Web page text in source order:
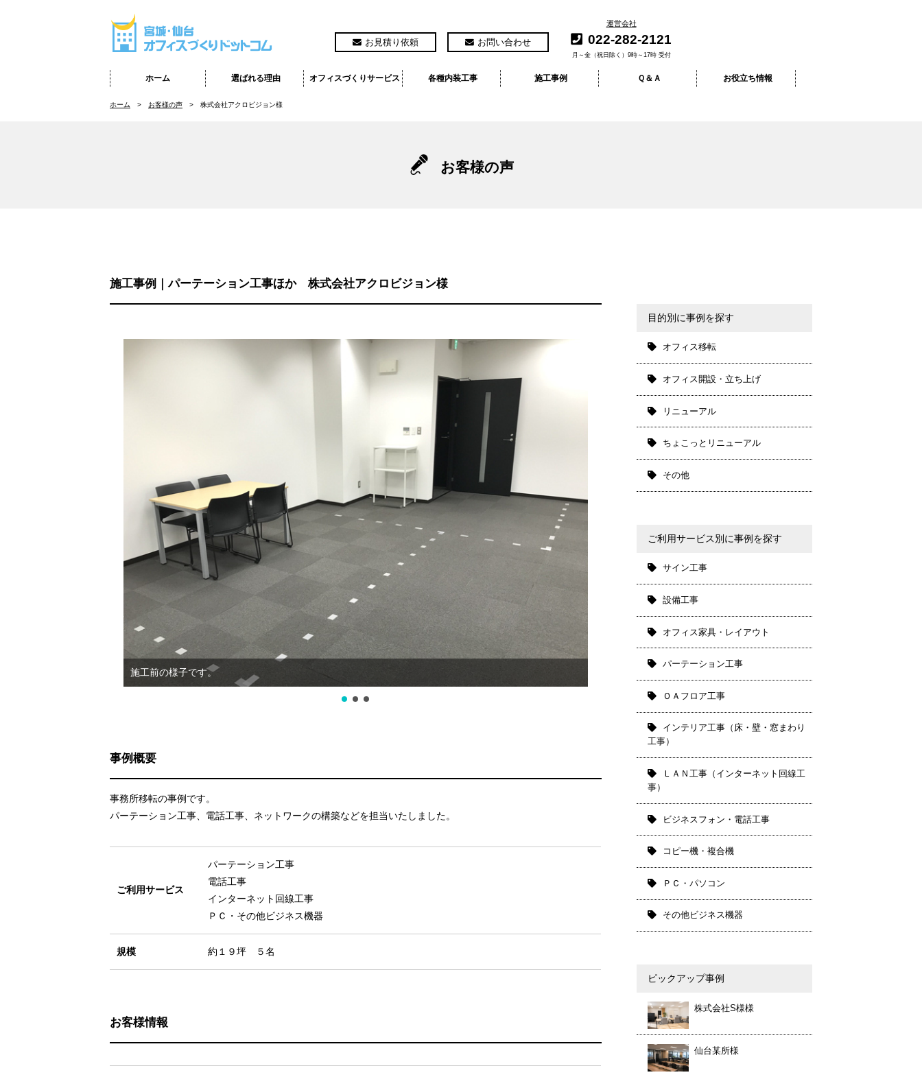
お見積り依頼 お問い合わせ
運営会社
022-282-2121
月～金（祝日除く）9時～17時 受付
ホーム 選ばれる理由 オフィスづくりサービス 各種内装工事 施工事例 Ｑ＆Ａ お役立ち情報
お客様の声
ホーム お客様の声 株式会社アクロビジョン様
施工事例｜パーテーション工事ほか 株式会社アクロビジョン様
施工前の様子です。
事例概要
事務所移転の事例です。
パーテーション工事、電話工事、ネットワークの構築などを担当いたしました。
ご利用サービス
パーテーション工事
電話工事
インターネット回線工事
ＰＣ・その他ビジネス機器
規模 約１９坪 ５名
お客様情報
目的別に事例を探す
オフィス移転
オフィス開設・立ち上げ
リニューアル
ちょこっとリニューアル
その他
ご利用サービス別に事例を探す
サイン工事
設備工事
オフィス家具・レイアウト
パーテーション工事
ＯＡフロア工事
インテリア工事（床・壁・窓まわり
工事）
ＬＡＮ工事（インターネット回線工
事）
ビジネスフォン・電話工事
コピー機・複合機
ＰＣ・パソコン
その他ビジネス機器
ピックアップ事例
株式会社S様様
仙台某所様